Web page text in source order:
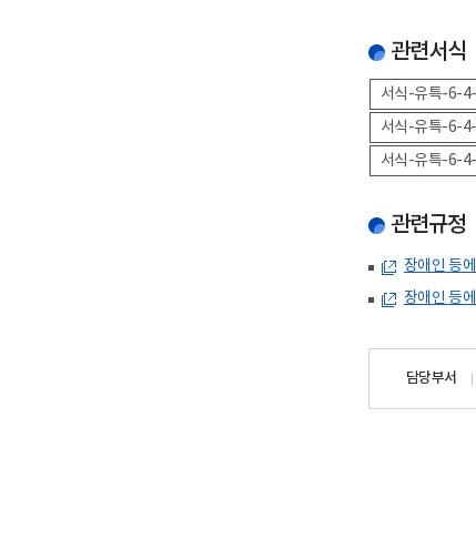
관련서식
서식-유특-6-
서식-유특-6-
서식-유특-6-
관련규정
장애인 등
장애인 등
담당부서